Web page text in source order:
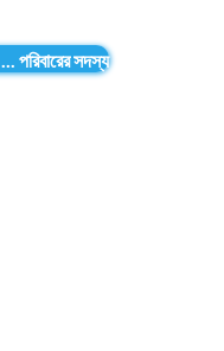
... পরিবারের সদস্য